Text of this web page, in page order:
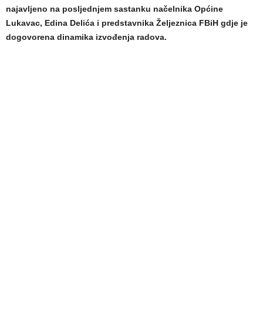
najavljeno na posljednjem sastanku načelnika Općine
Lukavac, Edina Delića i predstavnika Željeznica FBiH gdje je
dogovorena dinamika izvođenja radova.